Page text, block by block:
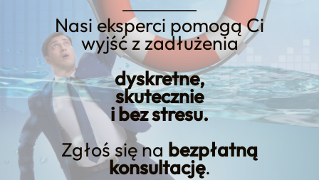
Nasi eksperci pomogą Ci
wyjść z zadłużenia
dyskretne,
skutecznie
i bez stresu.
Zgłoś się na bezpłatną
konsultację.
Ile kosztuje wymiana
pieca? Jak mogę
otrzymać dotację na
piec?